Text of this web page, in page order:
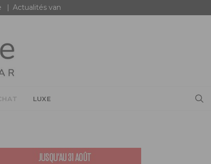
Actualités van
LUXE